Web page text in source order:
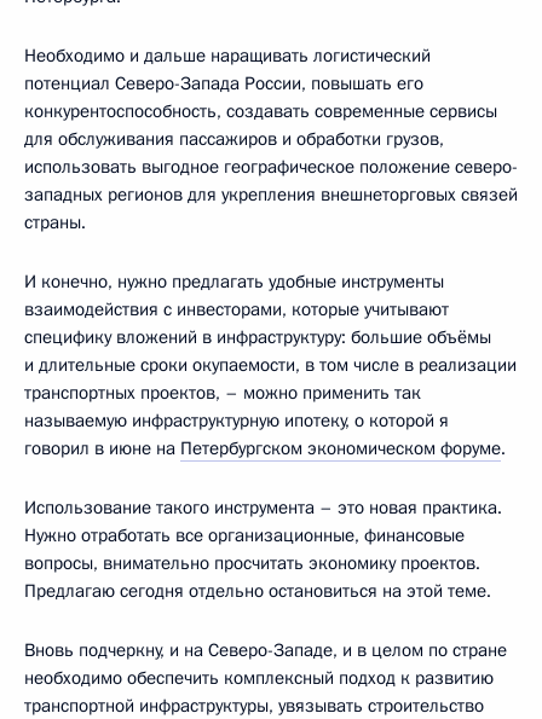
Необходимо и дальше наращивать логистический
потенциал Северо-Запада России, повышать его
конкурентоспособность, создавать современные сервисы
для обслуживания пассажиров и обработки грузов,
использовать выгодное географическое положение северо-
западных регионов для укрепления внешнеторговых связей
страны.
И конечно, нужно предлагать удобные инструменты
взаимодействия с инвесторами, которые учитывают
специфику вложений в инфраструктуру: большие объёмы
и длительные сроки окупаемости, в том числе в реализации
транспортных проектов, – можно применить так
называемую инфраструктурную ипотеку, о которой я
говорил в июне на Петербургском экономическом форуме.
Использование такого инструмента – это новая практика.
Нужно отработать все организационные, финансовые
вопросы, внимательно просчитать экономику проектов.
Предлагаю сегодня отдельно остановиться на этой теме.
Вновь подчеркну, и на Северо-Западе, и в целом по стране
необходимо обеспечить комплексный подход к развитию
транспортной инфраструктуры, увязывать строительство